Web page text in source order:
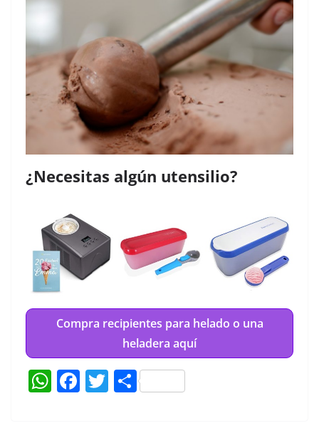
¿Necesitas algún utensilio?
Compra recipientes para helado o una
heladera aquí
W F T C